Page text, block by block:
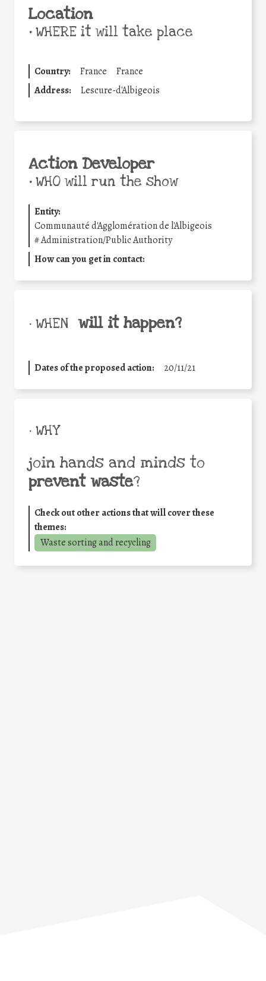
Location
•WHERE it will take place
Country: France
France
Address:
Lescure-d'Albigeois
Action Developer
•WHO will run the show
Entity:
Communauté d'Agglomération de l'Albigeois
#Administration/Public Authority
How can you get in contact:
• WHEN will it happen?
Dates of the proposed action: 20/11/21
• WHY
join hands and minds to
prevent waste?
Check out other actions that will cover these
themes:
Waste sorting and recycling